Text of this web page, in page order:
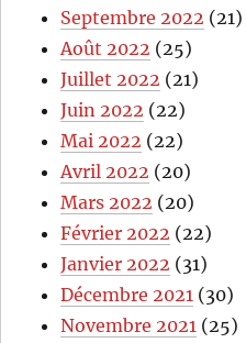
Septembre 2022 (21)
Août 2022 (25)
Juillet 2022 (21)
Juin 2022 (22)
Mai 2022 (22)
Avril 2022 (20)
Mars 2022 (20)
Février 2022 (22)
Janvier 2022 (31)
Décembre 2021 (30)
Novembre 2021 (25)